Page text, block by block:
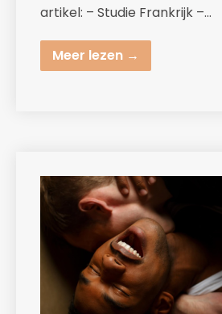
artikel: – Studie Frankrijk –…
Meer lezen →